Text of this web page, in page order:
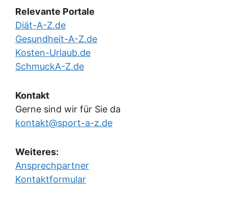
Relevante Portale
Diät-A-Z.de
Gesundheit-A-Z.de
Kosten-Urlaub.de
SchmuckA-Z.de
Kontakt
Gerne sind wir für Sie da
kontakt@sport-a-z.de
Weiteres:
Ansprechpartner
Kontaktformular